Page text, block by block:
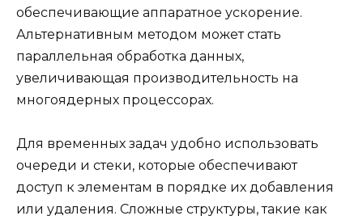
обеспечивающие аппаратное ускорение.
Альтернативным методом может стать
параллельная обработка данных,
увеличивающая производительность на
многоядерных процессорах.
Для временных задач удобно использовать
очереди и стеки, которые обеспечивают
доступ к элементам в порядке их добавления
или удаления. Сложные структуры, такие как